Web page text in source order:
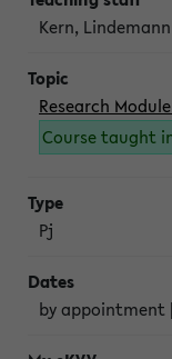
Kern, Lindemann
Research
Course taught
Pj
by appointment